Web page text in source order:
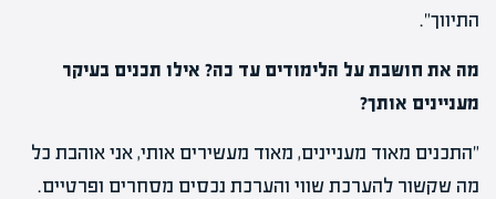
התיווך".
מה את חושבת על הלימודים עד כה? אילו תכנים בעיקר
מעניינים אותך?
"התכנים מאוד מעניינים, מאוד מעשירים אותי, אני אוהבת כל
מה שקשור להערכת שווי והערכת נכסים מסחרים ופרטיים.